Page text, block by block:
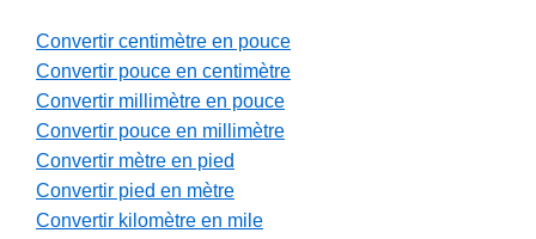
Convertir centimètre en pouce
Convertir pouce en centimètre
Convertir millimètre en pouce
Convertir pouce en millimètre
Convertir mètre en pied
Convertir pied en mètre
Convertir kilomètre en mile